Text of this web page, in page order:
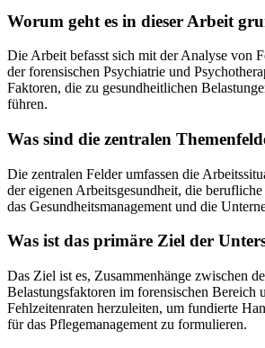
Worum geht es in dieser Arbeit
Die Arbeit befasst sich mit der Analyse von
der forensischen Psychiatrie und
Faktoren, die zu gesundheitlichen
führen.
Was sind die zentralen
Die zentralen Felder umfassen die
der eigenen Arbeitsgesundheit, die
das Gesundheitsmanagement und die
Was ist das primäre Ziel der
Das Ziel ist es, Zusammenhänge zwischen
Belastungsfaktoren im forensischen Bereich
Fehlzeitenraten herzuleiten, um fundierte
für das Pflegemanagement zu formulieren.